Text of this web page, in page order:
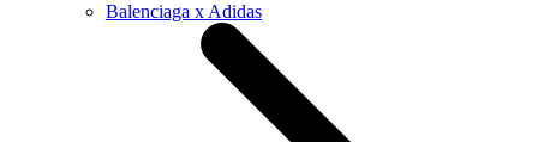
Balenciaga x Adidas